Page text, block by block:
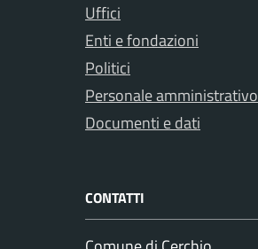
Uffici
Enti e fondazioni
Politici
Personale amministrativo
Documenti e dati
CONTATTI